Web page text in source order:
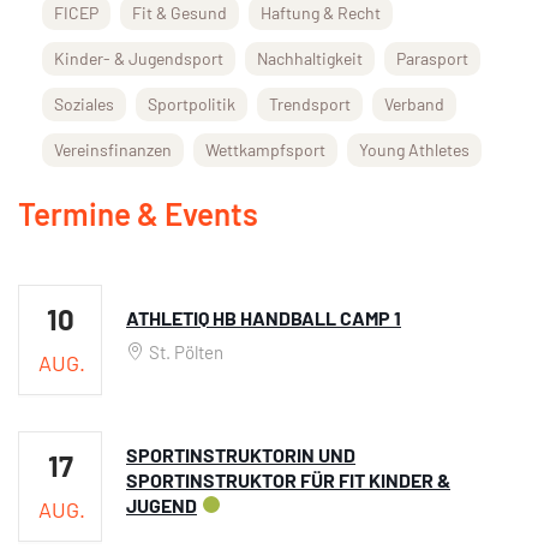
FICEP Fit & Gesund Haftung & Recht
Kinder- & Jugendsport Nachhaltigkeit Parasport
Soziales Sportpolitik Trendsport Verband
Vereinsfinanzen Wettkampfsport Young Athletes
Termine & Events
10
AUG.
ATHLETIQ HB HANDBALL CAMP 1
St. Pölten
17
AUG.
SPORTINSTRUKTORIN UND
SPORTINSTRUKTOR FÜR FIT KINDER &
JUGEND